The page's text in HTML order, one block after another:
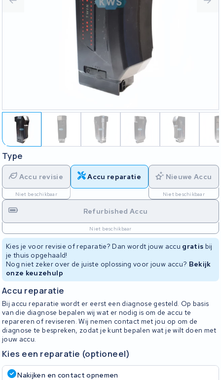
Type
Accu revisie
Niet beschikbaar
Accu reparatie Nieuwe Accu
Niet beschikbaar
Refurbished Accu
Niet beschikbaar
Kies je voor revisie of reparatie? Dan wordt jouw accu gratis bij
je thuis opgehaald!
Nog niet zeker over de juiste oplossing voor jouw accu? Bekijk
onze keuzehulp
Accu reparatie
Bij accu reparatie wordt er eerst een diagnose gesteld. Op basis
van die diagnose bepalen wij wat er nodig is om de accu te
repareren of reviseren. Wij nemen contact met jou op om de
diagnose te bespreken, zodat je kunt bepalen wat je wilt doen met
jouw accu.
Kies een reparatie (optioneel)
Nakijken en contact opnemen